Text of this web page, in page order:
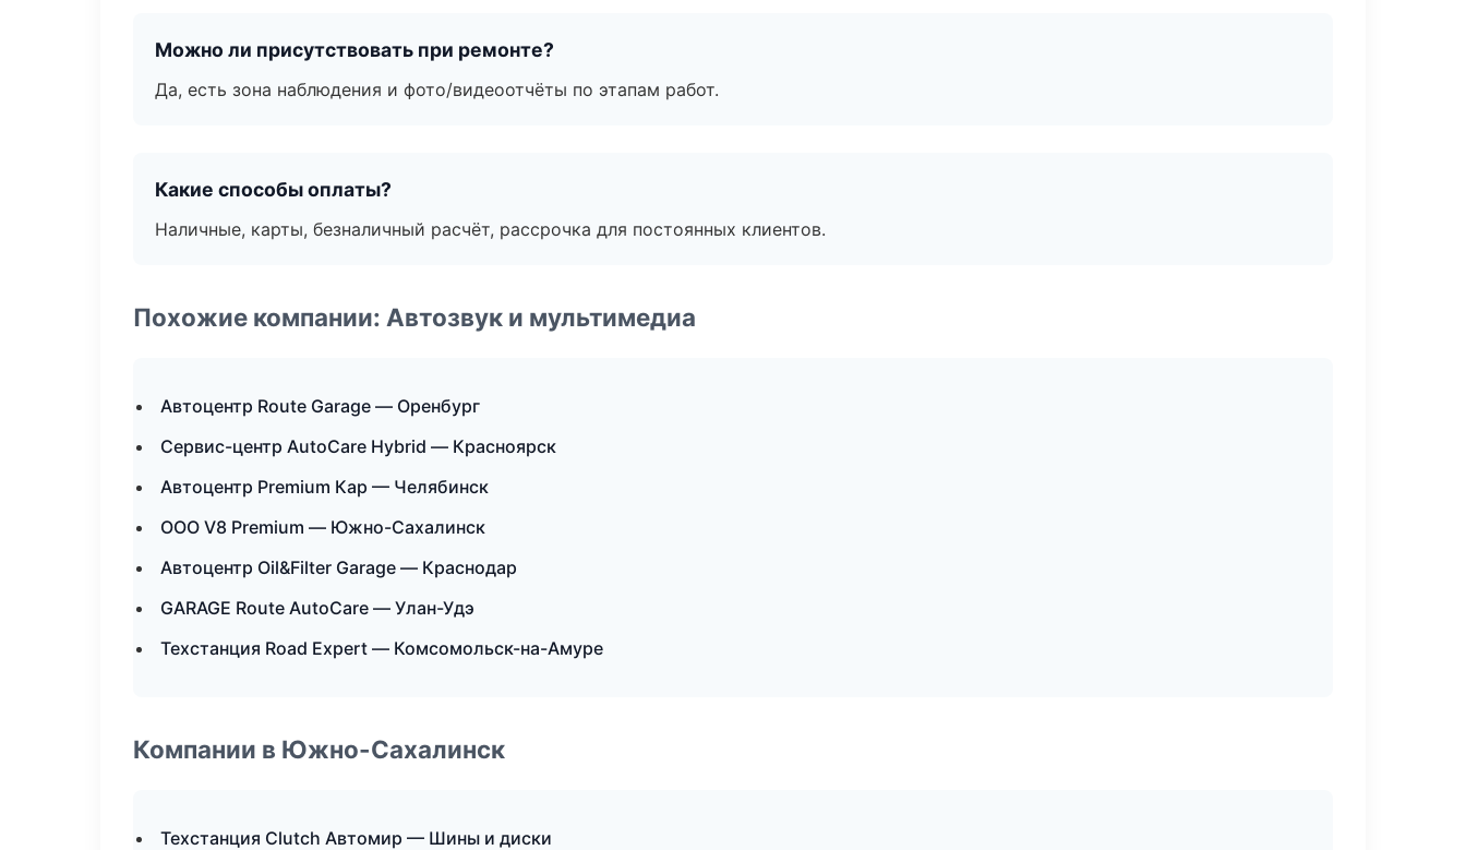
Можно ли присутствовать при ремонте?
Да, есть зона наблюдения и фото/видеоотчёты по этапам работ.
Какие способы оплаты?
Наличные, карты, безналичный расчёт, рассрочка для постоянных клиентов.
Похожие компании: Автозвук и мультимедиа
Автоцентр Route Garage — Оренбург
Сервис-центр AutoCare Hybrid — Красноярск
Автоцентр Premium Кар — Челябинск
ООО V8 Premium — Южно-Сахалинск
Автоцентр Oil&Filter Garage — Краснодар
GARAGE Route AutoCare — Улан-Удэ
Техстанция Road Expert — Комсомольск-на-Амуре
Компании в Южно-Сахалинск
Техстанция Clutch Автомир — Шины и диски